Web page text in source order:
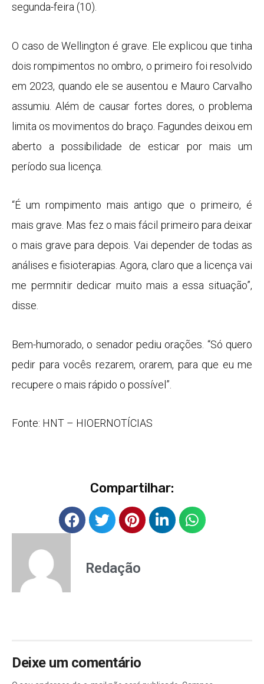
segunda-feira (10).
O caso de Wellington é grave. Ele explicou que tinha
dois rompimentos no ombro, o primeiro foi resolvido
em 2023, quando ele se ausentou e Mauro Carvalho
assumiu. Além de causar fortes dores, o problema
limita os movimentos do braço. Fagundes deixou em
aberto a possibilidade de esticar por mais um
período sua licença.
“É um rompimento mais antigo que o primeiro, é
mais grave. Mas fez o mais fácil primeiro para deixar
o mais grave para depois. Vai depender de todas as
análises e fisioterapias. Agora, claro que a licença vai
me permnitir dedicar muito mais a essa situação”,
disse.
Bem-humorado, o senador pediu orações. “Só quero
pedir para vocês rezarem, orarem, para que eu me
recupere o mais rápido o possível”.
Fonte: HNT – HIOERNOTÍCIAS
Compartilhar:
Redação
Deixe um comentário